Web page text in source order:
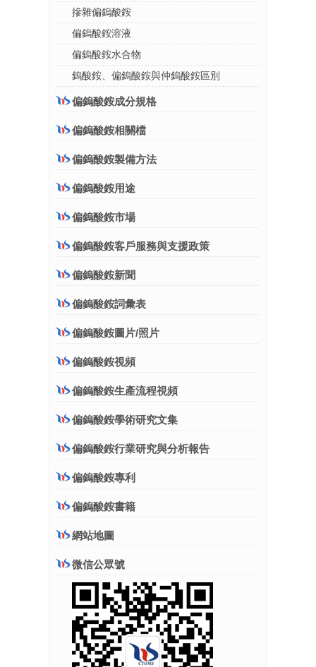
摻雜偏鎢酸銨
偏鎢酸銨溶液
偏鎢酸銨水合物
鎢酸銨、偏鎢酸銨與仲鎢酸銨區別
偏鎢酸銨成分規格
偏鎢酸銨相關檔
偏鎢酸銨製備方法
偏鎢酸銨用途
偏鎢酸銨市場
偏鎢酸銨客戶服務與支援政策
偏鎢酸銨新聞
偏鎢酸銨詞彙表
偏鎢酸銨圖片/照片
偏鎢酸銨視頻
偏鎢酸銨生產流程視頻
偏鎢酸銨學術研究文集
偏鎢酸銨行業研究與分析報告
偏鎢酸銨專利
偏鎢酸銨書籍
網站地圖
微信公眾號